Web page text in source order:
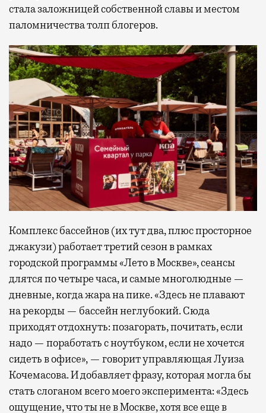
стала заложницей собственной славы и местом
паломничества толп блогеров.
Комплекс бассейнов (их тут два, плюс просторное
джакузи) работает третий сезон в рамках
городской программы «Лето в Москве», сеансы
длятся по четыре часа, и самые многолюдные —
дневные, когда жара на пике. «Здесь не плавают
на рекорды — бассейн неглубокий. Сюда
приходят отдохнуть: позагорать, почитать, если
надо — поработать с ноутбуком, если не хочется
сидеть в офисе», — говорит управляющая Луиза
Кочемасова. И добавляет фразу, которая могла бы
стать слоганом всего моего эксперимента: «Здесь
ощущение, что ты не в Москве, хотя все еще в